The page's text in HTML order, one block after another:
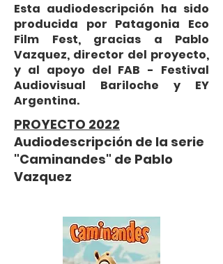
Esta audiodescripción ha sido
producida por Patagonia Eco
Film Fest, gracias a Pablo
Vazquez, director del proyecto,
y al apoyo del FAB - Festival
Audiovisual Bariloche y EY
Argentina.
PROYECTO 2022
Audiodescripción de la serie
"Caminandes" de Pablo
Vazquez